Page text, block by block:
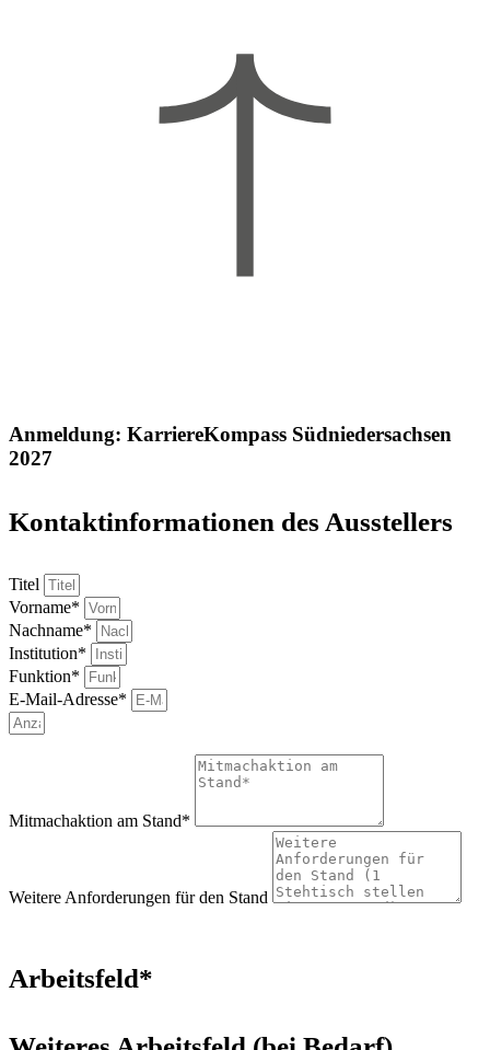
Anmeldung: KarriereKompass Südniedersachsen
2027
Kontaktinformationen des Ausstellers
Titel
Vorname*
Nachname*
Institution*
Funktion*
E-Mail-Adresse*
Mitmachaktion am Stand*
Weitere Anforderungen für den Stand
Arbeitsfeld*